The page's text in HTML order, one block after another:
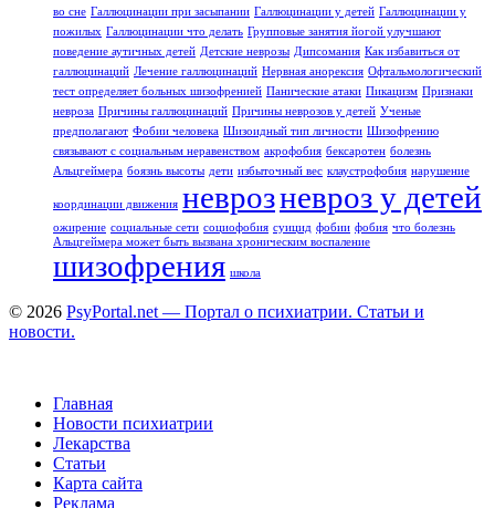
во сне Галлюцинации при засыпании Галлюцинации у детей Галлюцинации у
пожилых Галлюцинации что делать Групповые занятия йогой улучшают
поведение аутичных детей Детские неврозы Дипсомания Как избавиться от
галлюцинаций Лечение галлюцинаций Нервная анорексия Офтальмологический
тест определяет больных шизофренией Панические атаки Пикацизм Признаки
невроза Причины галлюцинаций Причины неврозов у детей Ученые
предполагают Фобии человека Шизоидный тип личности Шизофрению
связывают с социальным неравенством акрофобия бексаротен болезнь
Альцгеймера боязнь высоты дети избыточный вес клаустрофобия нарушение
координации движения неврозневроз у детей
ожирение социальные сети социофобия суицид фобии фобия что болезнь
Альцгеймера может быть вызвана хроническим воспаление
шизофрения школа
© 2026 PsyPortal.net — Портал о психиатрии. Статьи и
новости.
Главная
Новости психиатрии
Лекарства
Статьи
Карта сайта
Реклама